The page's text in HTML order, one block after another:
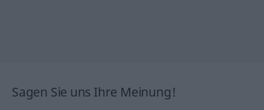
Sagen Sie uns Ihre Meinung!